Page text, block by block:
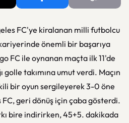
FC'ye kiralanan milli futbolcu
önemli bir başarıya
FC ile oynanan maçta ilk 11'de
golle takımına umut verdi. Maçın
bir oyun sergileyerek 3-0 öne
geri dönüş için çaba gösterdi.
bire indirirken, 45+5. dakikada